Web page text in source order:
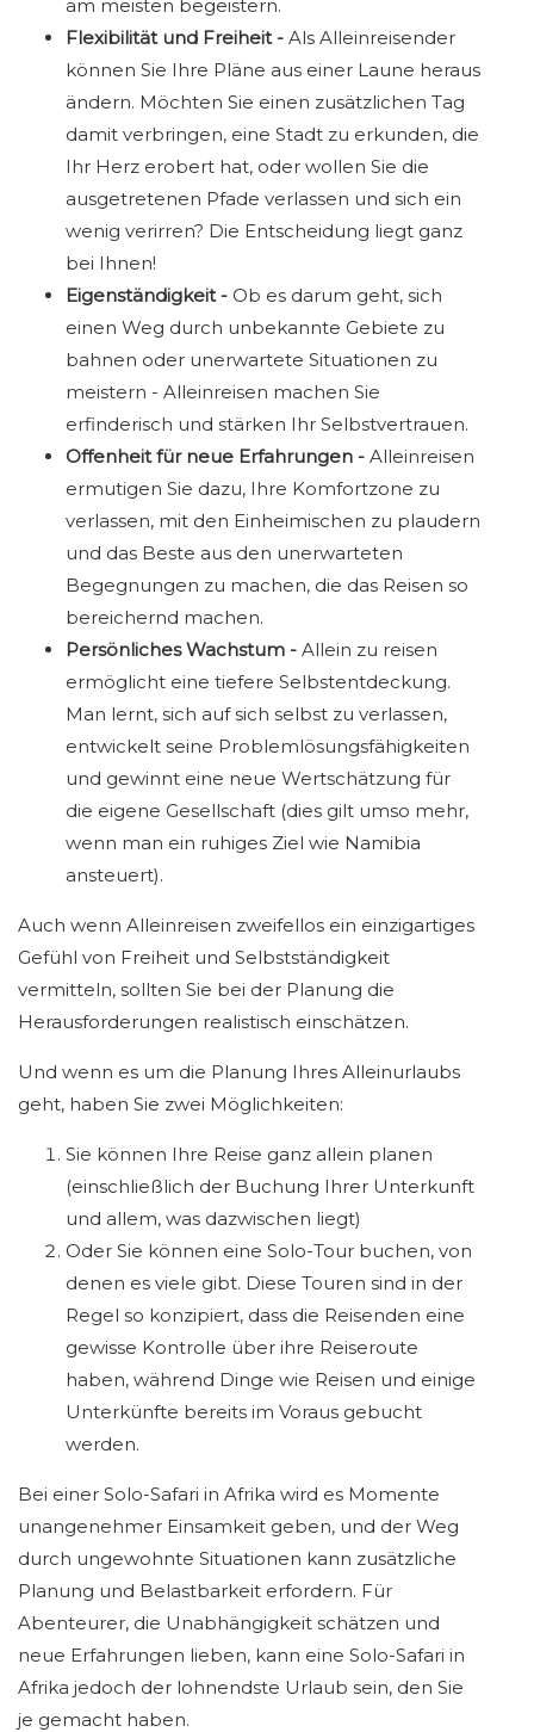
am meisten begeistern.
Flexibilität und Freiheit - Als Alleinreisender
können Sie Ihre Pläne aus einer Laune heraus
ändern. Möchten Sie einen zusätzlichen Tag
damit verbringen, eine Stadt zu erkunden, die
Ihr Herz erobert hat, oder wollen Sie die
ausgetretenen Pfade verlassen und sich ein
wenig verirren? Die Entscheidung liegt ganz
bei Ihnen!
Eigenständigkeit - Ob es darum geht, sich
einen Weg durch unbekannte Gebiete zu
bahnen oder unerwartete Situationen zu
meistern - Alleinreisen machen Sie
erfinderisch und stärken Ihr Selbstvertrauen.
Offenheit für neue Erfahrungen - Alleinreisen
ermutigen Sie dazu, Ihre Komfortzone zu
verlassen, mit den Einheimischen zu plaudern
und das Beste aus den unerwarteten
Begegnungen zu machen, die das Reisen so
bereichernd machen.
Persönliches Wachstum - Allein zu reisen
ermöglicht eine tiefere Selbstentdeckung.
Man lernt, sich auf sich selbst zu verlassen,
entwickelt seine Problemlösungsfähigkeiten
und gewinnt eine neue Wertschätzung für
die eigene Gesellschaft (dies gilt umso mehr,
wenn man ein ruhiges Ziel wie Namibia
ansteuert).
Auch wenn Alleinreisen zweifellos ein einzigartiges
Gefühl von Freiheit und Selbstständigkeit
vermitteln, sollten Sie bei der Planung die
Herausforderungen realistisch einschätzen.
Und wenn es um die Planung Ihres Alleinurlaubs
geht, haben Sie zwei Möglichkeiten:
Sie können Ihre Reise ganz allein planen
(einschließlich der Buchung Ihrer Unterkunft
und allem, was dazwischen liegt)
Oder Sie können eine Solo-Tour buchen, von
denen es viele gibt. Diese Touren sind in der
Regel so konzipiert, dass die Reisenden eine
gewisse Kontrolle über ihre Reiseroute
haben, während Dinge wie Reisen und einige
Unterkünfte bereits im Voraus gebucht
werden.
Bei einer Solo-Safari in Afrika wird es Momente
unangenehmer Einsamkeit geben, und der Weg
durch ungewohnte Situationen kann zusätzliche
Planung und Belastbarkeit erfordern. Für
Abenteurer, die Unabhängigkeit schätzen und
neue Erfahrungen lieben, kann eine Solo-Safari in
Afrika jedoch der lohnendste Urlaub sein, den Sie
je gemacht haben.